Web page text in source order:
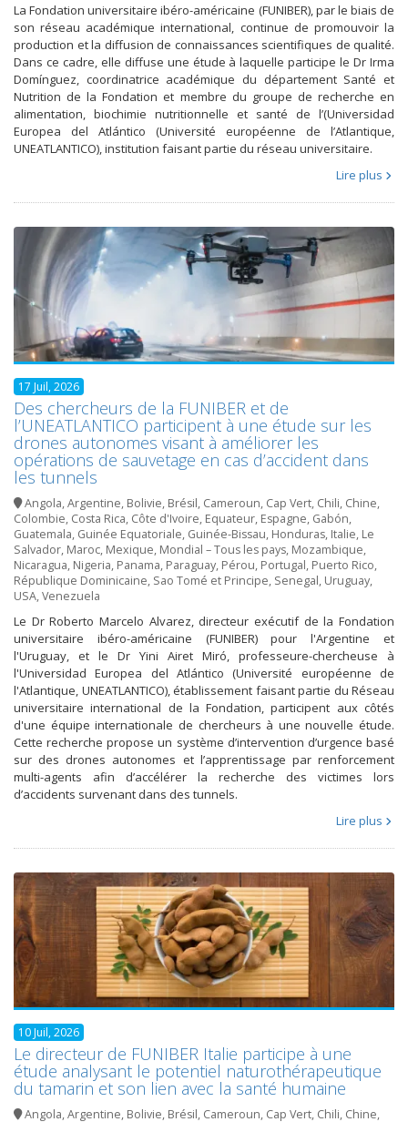
La Fondation universitaire ibéro-américaine (FUNIBER), par le biais de
son réseau académique international, continue de promouvoir la
production et la diffusion de connaissances scientifiques de qualité.
Dans ce cadre, elle diffuse une étude à laquelle participe le Dr Irma
Domínguez, coordinatrice académique du département Santé et
Nutrition de la Fondation et membre du groupe de recherche en
alimentation, biochimie nutritionnelle et santé de l’(Universidad
Europea del Atlántico (Université européenne de l’Atlantique,
UNEATLANTICO), institution faisant partie du réseau universitaire.
Lire plus
17 Juil, 2026
Des chercheurs de la FUNIBER et de
l’UNEATLANTICO participent à une étude sur les
drones autonomes visant à améliorer les
opérations de sauvetage en cas d’accident dans
les tunnels
Angola,Argentine, Bolivie, Brésil, Cameroun, Cap Vert, Chili, Chine,
Colombie, Costa Rica, Côte d'Ivoire, Equateur, Espagne, Gabón,
Guatemala, Guinée Equatoriale, Guinée-Bissau, Honduras, Italie, Le
Salvador, Maroc, Mexique, Mondial – Tous les pays, Mozambique,
Nicaragua, Nigeria, Panama, Paraguay, Pérou, Portugal, Puerto Rico,
République Dominicaine, Sao Tomé et Principe, Senegal, Uruguay,
USA,Venezuela
Le Dr Roberto Marcelo Alvarez, directeur exécutif de la Fondation
universitaire ibéro-américaine (FUNIBER) pour l'Argentine et
l'Uruguay, et le Dr Yini Airet Miró, professeure-chercheuse à
l'Universidad Europea del Atlántico (Université européenne de
l'Atlantique, UNEATLANTICO), établissement faisant partie du Réseau
universitaire international de la Fondation, participent aux côtés
d'une équipe internationale de chercheurs à une nouvelle étude.
Cette recherche propose un système d’intervention d’urgence basé
sur des drones autonomes et l’apprentissage par renforcement
multi-agents afin d’accélérer la recherche des victimes lors
d’accidents survenant dans des tunnels.
Lire plus
10 Juil, 2026
Le directeur de FUNIBER Italie participe à une
étude analysant le potentiel naturothérapeutique
du tamarin et son lien avec la santé humaine
Angola,Argentine, Bolivie, Brésil, Cameroun, Cap Vert, Chili, Chine,